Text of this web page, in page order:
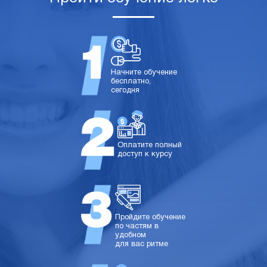
Начните обучение
бесплатно,
сегодня
Оплатите полный
доступ к курсу
Пройдите обучение
по частям в
удобном
для вас ритме